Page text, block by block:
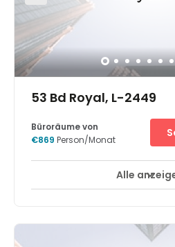
53 Bd Royal, L-2449
Break-Out Bereiche Stadt/
finden Sie einige der
Inmitten unserer renommierten
Büroräume von
€869 Person/Monat
Alle